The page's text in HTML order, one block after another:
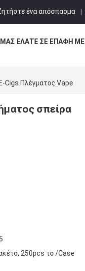
ένα απόσπασμα |
ΜΑΣ ΕΛΆΤΕ ΣΕ ΕΠΑΦΉ ΜΕ
Cigs Πλέγματος Vape
σπείρα
250pcs το /Case